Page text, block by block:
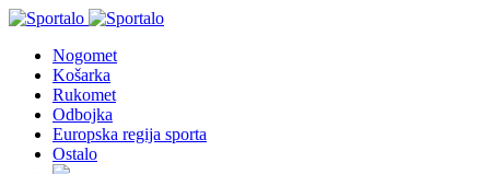
Nogomet
Košarka
Rukomet
Odbojka
Europska regija sporta
Ostalo